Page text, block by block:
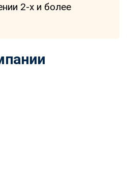
2-х и более
удобный мессенджер!